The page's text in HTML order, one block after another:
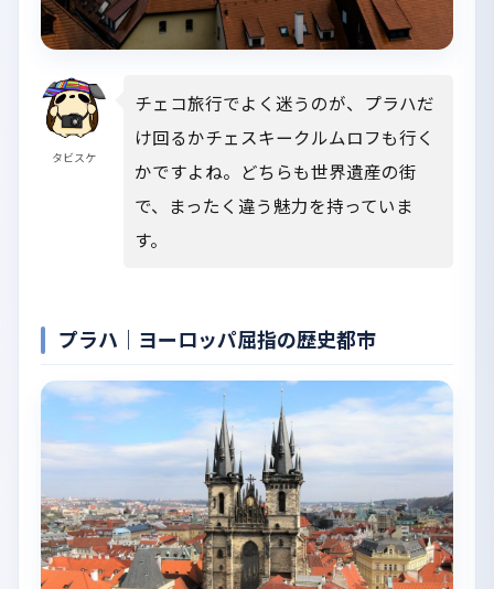
タビスケ
チェコ旅行でよく迷うのが、プラハだ
け回るかチェスキークルムロフも行く
かですよね。どちらも世界遺産の街
で、まったく違う魅力を持っていま
す。
プラハ｜ヨーロッパ屈指の歴史都市